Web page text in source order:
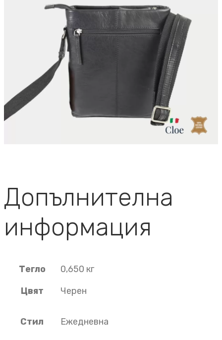
Допълнителна
информация
Тегло
0,650 кг
Цвят
Черен
Стил Ежедневна